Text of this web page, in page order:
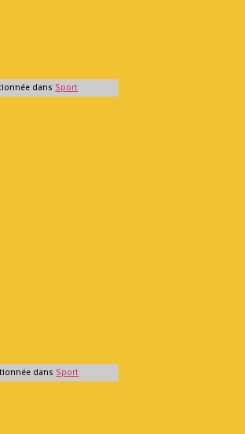
dans Sport
dans Sport